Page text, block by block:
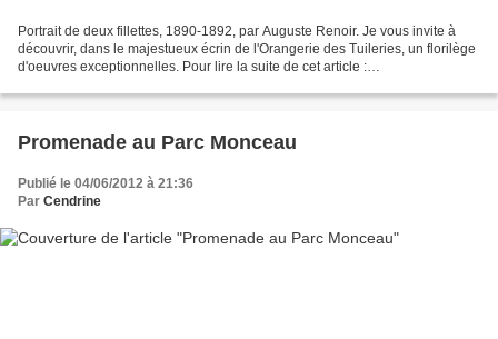
Portrait de deux fillettes, 1890-1892, par Auguste Renoir. Je vous invite à
découvrir, dans le majestueux écrin de l'Orangerie des Tuileries, un florilège
d'oeuvres exceptionnelles. Pour lire la suite de cet article :
Promenade au Parc Monceau
Publié le 04/06/2012 à 21:36
Par Cendrine